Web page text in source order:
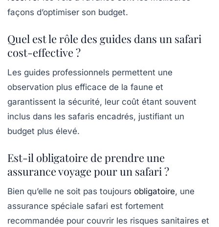
façons d’optimiser son budget.
Quel est le rôle des guides dans un safari
cost-effective ?
Les guides professionnels permettent une
observation plus efficace de la faune et
garantissent la sécurité, leur coût étant souvent
inclus dans les safaris encadrés, justifiant un
budget plus élevé.
Est-il obligatoire de prendre une
assurance voyage pour un safari ?
Bien qu’elle ne soit pas toujours obligatoire, une
assurance spéciale safari est fortement
recommandée pour couvrir les risques sanitaires et